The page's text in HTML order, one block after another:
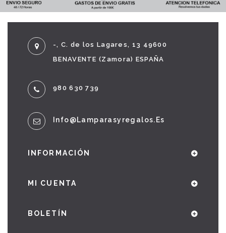
-, C. de los Lagares, 13 49600
BENAVENTE (Zamora) ESPAÑA
980 630 739
Info@lamparasyregalos.es
INFORMACIÓN
MI CUENTA
BOLETÍN